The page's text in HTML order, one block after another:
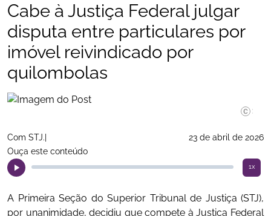
Cabe à Justiça Federal julgar
disputa entre particulares por
imóvel reivindicado por
quilombolas
Com STJ.|
23 de abril de 2026
Ouça este conteúdo
1x
A Primeira Seção do Superior Tribunal de Justiça (STJ),
por unanimidade, decidiu que compete à Justiça Federal